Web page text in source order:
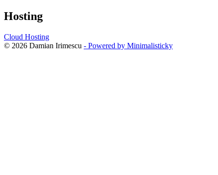
Hosting
Cloud Hosting
© 2026 Damian Irimescu - Powered by Minimalisticky